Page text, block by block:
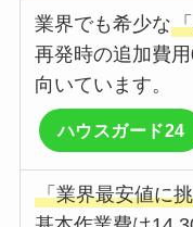
業界でも希少な
再発時の追加費
向いています。
ハウスガード24
「業界最安値に